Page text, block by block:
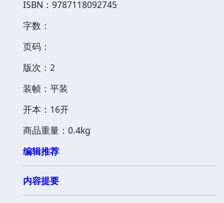
ISBN：9787118092745
字数：
页码：
版次：2
装帧：平装
开本：16开
商品重量：0.4kg
编辑推荐
内容提要